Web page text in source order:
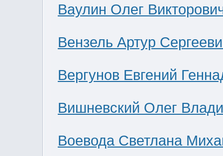
Ваулин Олег
Вензель Артур
Вергунов Евгений
Вишневский Олег
Воевода Светлана